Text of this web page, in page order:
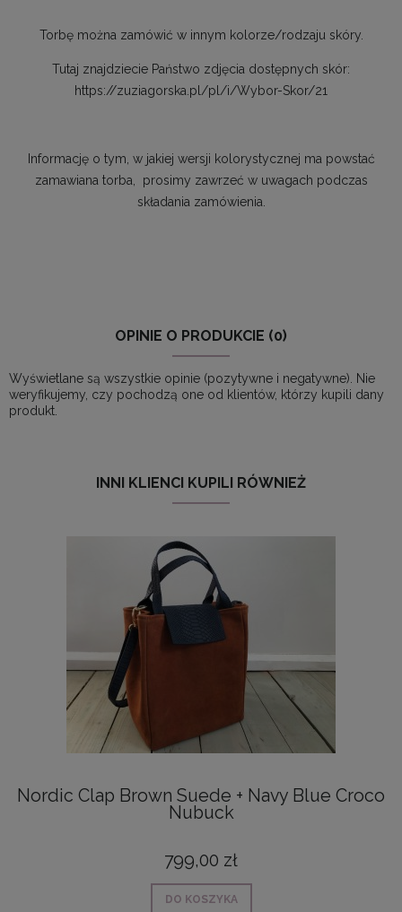
Torbę można zamówić w innym kolorze/rodzaju skóry.
Tutaj znajdziecie Państwo zdjęcia dostępnych skór:
https://zuziagorska.pl/pl/i/Wybor-Skor/21
Informację o tym, w jakiej wersji kolorystycznej ma powstać
zamawiana torba,
prosimy zawrzeć w uwagach podczas
składania zamówienia.
OPINIE O PRODUKCIE (0)
Wyświetlane są wszystkie opinie (pozytywne i negatywne). Nie
weryfikujemy, czy pochodzą one od klientów, którzy kupili dany
produkt.
INNI KLIENCI KUPILI RÓWNIEŻ
Nordic Clap Brown Suede + Navy Blue Croco
Nubuck
799,00 zł
DO KOSZYKA